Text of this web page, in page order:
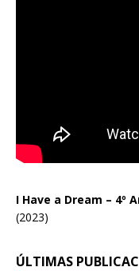
I Have a Dream – 4º
(2023)
ÚLTIMAS